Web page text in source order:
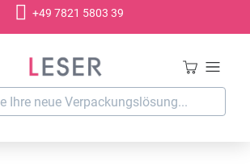
+49 7821 5803 39